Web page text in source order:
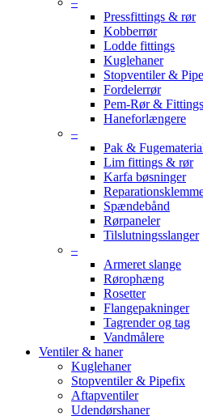
Pressfittings & rør
Kobberrør
Lodde fittings
Kuglehaner
Stopventiler &
Fordelerrør
Pem-Rør & Fittings
Haneforlængere
–
Pak &
Lim fittings & rør
Karfa bøsninger
Spændebånd
Rørpaneler
Tilslutningsslanger
–
Armeret slange
Rørophæng
Rosetter
Flangepakninger
Tagrender og tag
Vandmålere
Ventiler & haner
Kuglehaner
Stopventiler & Pipefix
Aftapventiler
Udendørshaner